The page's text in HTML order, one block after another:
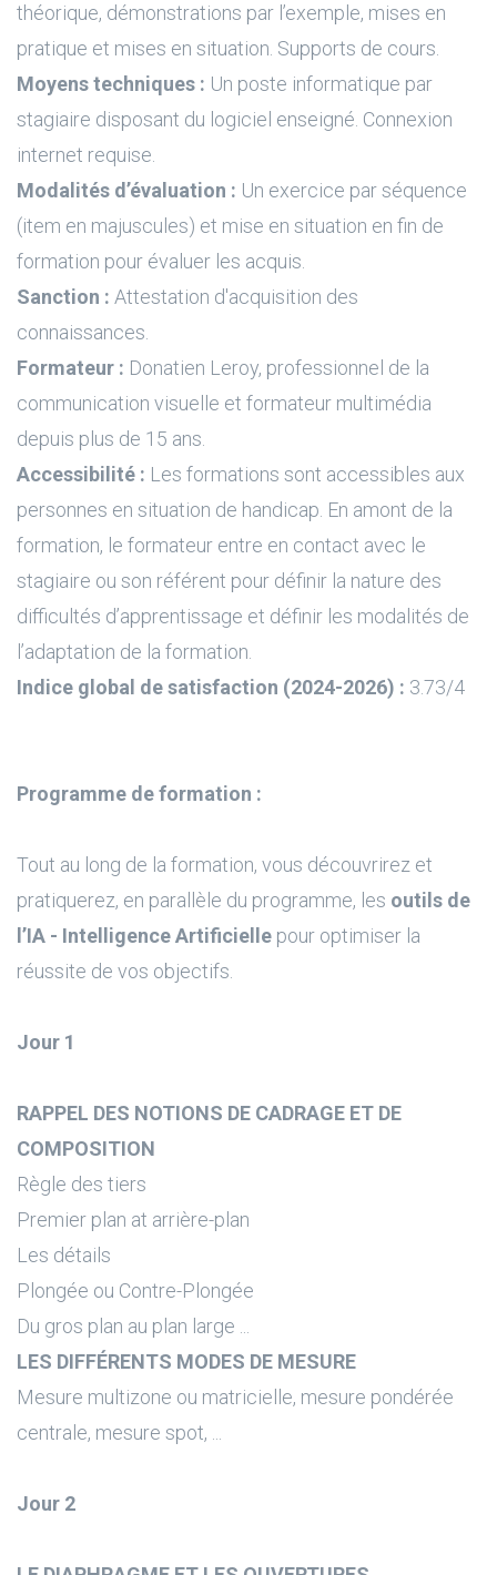
théorique, démonstrations par l’exemple, mises en
pratique et mises en situation. Supports de cours.
Moyens techniques : Un poste informatique par
stagiaire disposant du logiciel enseigné. Connexion
internet requise.
Modalités d’évaluation : Un exercice par séquence
(item en majuscules) et mise en situation en fin de
formation pour évaluer les acquis.
Sanction : Attestation d'acquisition des
connaissances.
Formateur : Donatien Leroy, professionnel de la
communication visuelle et formateur multimédia
depuis plus de 15 ans.
Accessibilité : Les formations sont accessibles aux
personnes en situation de handicap. En amont de la
formation, le formateur entre en contact avec le
stagiaire ou son référent pour définir la nature des
difficultés d’apprentissage et définir les modalités de
l’adaptation de la formation.
Indice global de satisfaction (2024-2026) : 3.73/4
Programme de formation :
Tout au long de la formation, vous découvrirez et
pratiquerez, en parallèle du programme, les outils de
l’IA - Intelligence Artificielle pour optimiser la
réussite de vos objectifs.
Jour 1
RAPPEL DES NOTIONS DE CADRAGE ET DE
COMPOSITION
Règle des tiers
Premier plan at arrière-plan
Les détails
Plongée ou Contre-Plongée
Du gros plan au plan large ...
LES DIFFÉRENTS MODES DE MESURE
Mesure multizone ou matricielle, mesure pondérée
centrale, mesure spot, ...
Jour 2